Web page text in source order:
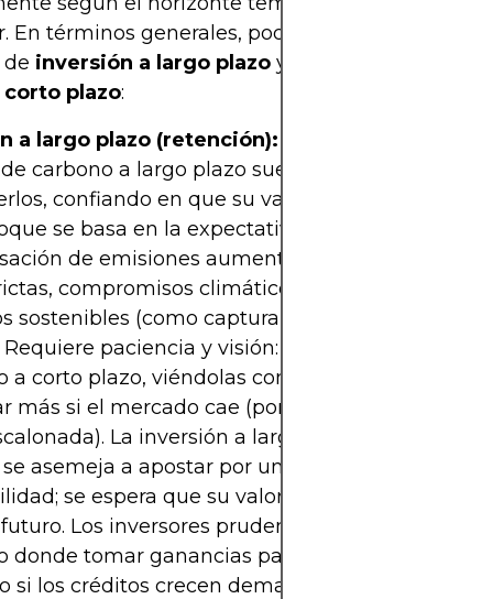
En términos generales, podemos distinguir
inversión a largo plazo y las
plazo:
a largo plazo (retención):
carbono a largo plazo suelen adquirirlos y
confiando en que su valor crecerá con el
se basa en la expectativa de que la
de emisiones aumentará debido a
compromisos climáticos globales y la
sostenibles (como captura de carbono o
paciencia y visión: implica tolerar
a corto plazo, viéndolas como oportunidades
más si el mercado cae (por ejemplo,
La inversión a largo plazo en créditos
asemeja a apostar por un mercado
se espera que su valor refleje la urgencia
Los inversores prudentes suelen
donde tomar ganancias parciales o rebalancear
si los créditos crecen demasiado en valor.